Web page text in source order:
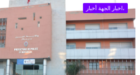
،اخبار الجهة أخبار